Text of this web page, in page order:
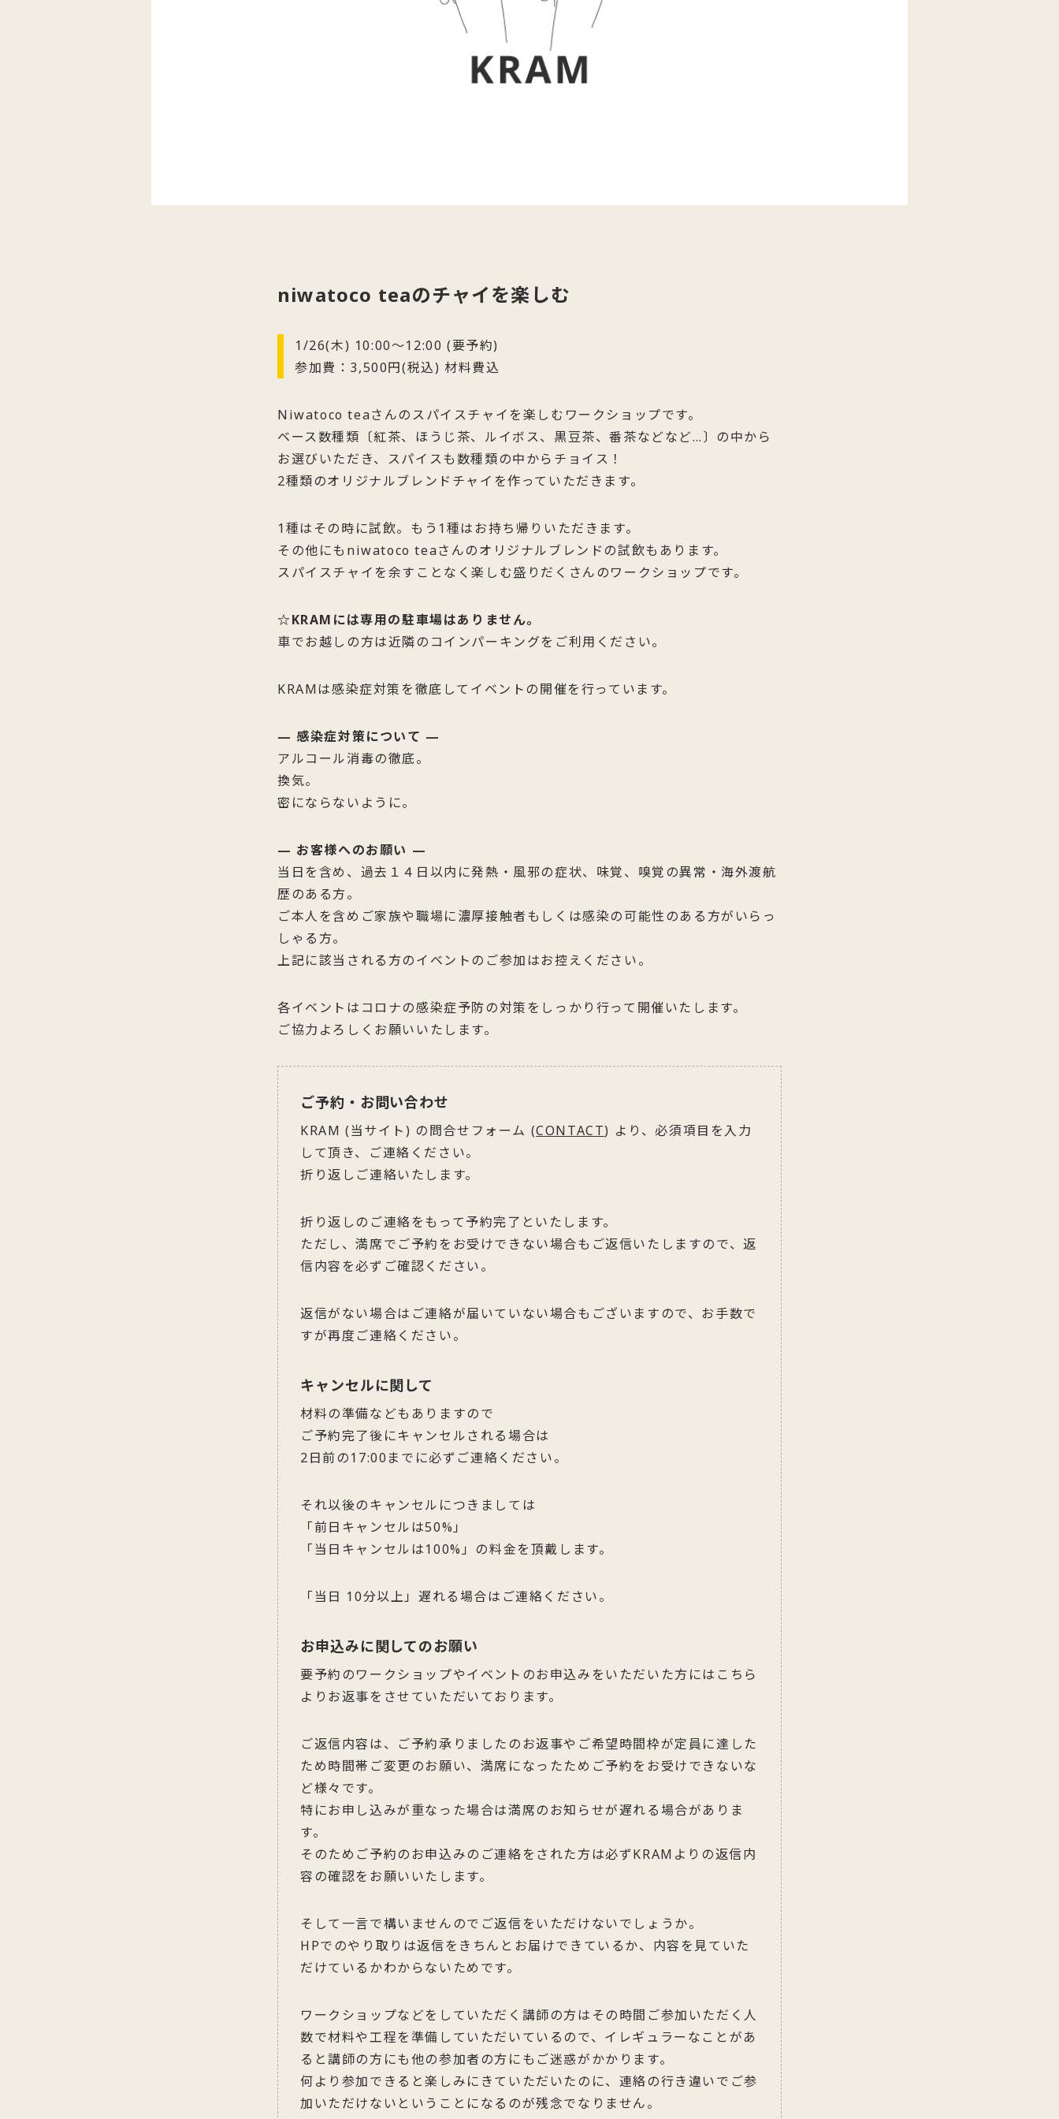
niwatoco teaのチャイを楽しむ
1/26(木) 10:00～12:00 (要予約)
参加費：3,500円(税込) 材料費込
Niwatoco teaさんのスパイスチャイを楽しむワークショップです。
ベース数種類〔紅茶、ほうじ茶、ルイボス、黒豆茶、番茶などなど…〕の中から
お選びいただき、スパイスも数種類の中からチョイス！
2種類のオリジナルブレンドチャイを作っていただきます。
1種はその時に試飲。もう1種はお持ち帰りいただきます。
その他にもniwatoco teaさんのオリジナルブレンドの試飲もあります。
スパイスチャイを余すことなく楽しむ盛りだくさんのワークショップです。
☆KRAMには専用の駐車場はありません。
車でお越しの方は近隣のコインパーキングをご利用ください。
KRAMは感染症対策を徹底してイベントの開催を行っています。
— 感染症対策について —
アルコール消毒の徹底。
換気。
密にならないように。
— お客様へのお願い —
当日を含め、過去１４日以内に発熱・風邪の症状、味覚、嗅覚の異常・海外渡航
歴のある方。
ご本人を含めご家族や職場に濃厚接触者もしくは感染の可能性のある方がいらっ
しゃる方。
上記に該当される方のイベントのご参加はお控えください。
各イベントはコロナの感染症予防の対策をしっかり行って開催いたします。
ご協力よろしくお願いいたします。
ご予約・お問い合わせ
KRAM (当サイト) の問合せフォーム (CONTACT) より、必須項目を入力
して頂き、ご連絡ください。
折り返しご連絡いたします。
折り返しのご連絡をもって予約完了といたします。
ただし、満席でご予約をお受けできない場合もご返信いたしますので、返
信内容を必ずご確認ください。
返信がない場合はご連絡が届いていない場合もございますので、お手数で
すが再度ご連絡ください。
キャンセルに関して
材料の準備などもありますので
ご予約完了後にキャンセルされる場合は
2日前の17:00までに必ずご連絡ください。
それ以後のキャンセルにつきましては
「前日キャンセルは50%」
「当日キャンセルは100%」の料金を頂戴します。
「当日 10分以上」遅れる場合はご連絡ください。
お申込みに関してのお願い
要予約のワークショップやイベントのお申込みをいただいた方にはこちら
よりお返事をさせていただいております。
ご返信内容は、ご予約承りましたのお返事やご希望時間枠が定員に達した
ため時間帯ご変更のお願い、満席になったためご予約をお受けできないな
ど様々です。
特にお申し込みが重なった場合は満席のお知らせが遅れる場合がありま
す。
そのためご予約のお申込みのご連絡をされた方は必ずKRAMよりの返信内
容の確認をお願いいたします。
そして一言で構いませんのでご返信をいただけないでしょうか。
HPでのやり取りは返信をきちんとお届けできているか、内容を見ていた
だけているかわからないためです。
ワークショップなどをしていただく講師の方はその時間ご参加いただく人
数で材料や工程を準備していただいているので、イレギュラーなことがあ
ると講師の方にも他の参加者の方にもご迷惑がかかります。
何より参加できると楽しみにきていただいたのに、連絡の行き違いでご参
加いただけないということになるのが残念でなりません。